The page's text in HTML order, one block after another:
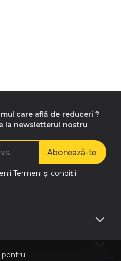
care află de reduceri ?
la newsletterul nostru
Abonează-te
Termeni și condiții
pentru